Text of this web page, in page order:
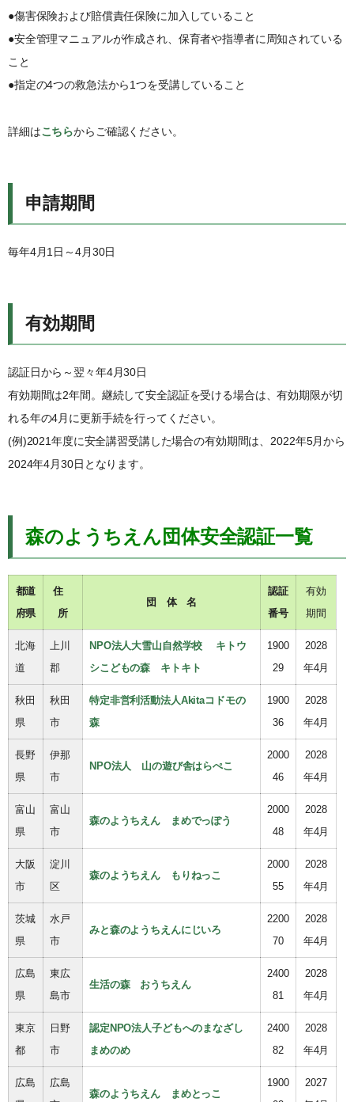
●傷害保険および賠償責任保険に加入していること
●安全管理マニュアルが作成され、保育者や指導者に周知されている
こと
●指定の4つの救急法から1つを受講していること
詳細はこちらからご確認ください。
申請期間
毎年4月1日～4月30日
有効期間
認証日から～翌々年4月30日
有効期間は2年間。継続して安全認証を受ける場合は、有効期限が切
れる年の4月に更新手続を行ってください。
(例)2021年度に安全講習受講した場合の有効期間は、 2022年5月から
2024年4月30日となります。
森のようちえん団体安全認証一覧
都道
府県
住
所
団 体 名
認証
番号
有効
期間
北海
道
上川
郡
NPO法人大雪山自然学校 キトウ
シこどもの森 キトキト
1900
29
2028
年4月
秋田
県
秋田
市
特定非営利活動法人Akitaコドモの
森
1900
36
2028
年4月
長野
県
伊那
市
NPO法人 山の遊び舎はらぺこ
2000
46
2028
年4月
富山
県
富山
市
森のようちえん まめでっぽう
2000
48
2028
年4月
大阪
市
淀川
区
森のようちえん もりねっこ
2000
55
2028
年4月
茨城
県
水戸
市
みと森のようちえんにじいろ
2200
70
2028
年4月
広島
県
東広
島市
生活の森 おうちえん
2400
81
2028
年4月
東京
都
日野
市
認定NPO法人子どもへのまなざし
まめのめ
2400
82
2028
年4月
広島
広島
森のようちえん まめとっこ
1900
2027